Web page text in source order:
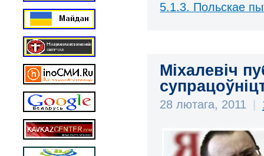
5.1.3. Польскае
Міхалевіч
28 лютага, 2011